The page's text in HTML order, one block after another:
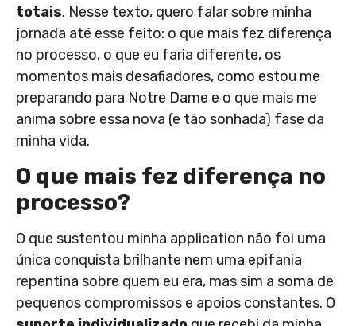
totais. Nesse texto, quero falar sobre minha
jornada até esse feito: o que mais fez diferença
no processo, o que eu faria diferente, os
momentos mais desafiadores, como estou me
preparando para Notre Dame e o que mais me
anima sobre essa nova (e tão sonhada) fase da
minha vida.
O que mais fez diferença no
processo?
O que sustentou minha application não foi uma
única conquista brilhante nem uma epifania
repentina sobre quem eu era, mas sim a soma de
pequenos compromissos e apoios constantes. O